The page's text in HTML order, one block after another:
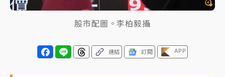
股市配圖。李柏毅攝
連結 訂閱 APP